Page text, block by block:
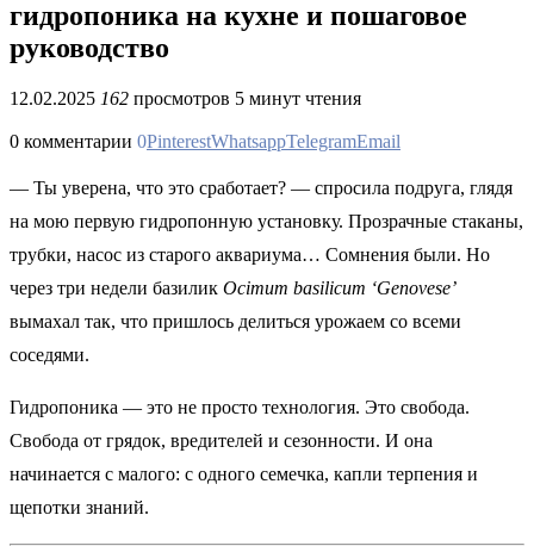
гидропоника на кухне и пошаговое
руководство
12.02.2025 162 просмотров 5 минут чтения
0 комментарии 0PinterestWhatsappTelegramEmail
— Ты уверена, что это сработает? — спросила подруга, глядя
на мою первую гидропонную установку. Прозрачные стаканы,
трубки, насос из старого аквариума… Сомнения были. Но
через три недели базилик Ocimum basilicum ‘Genovese’
вымахал так, что пришлось делиться урожаем со всеми
соседями.
Гидропоника — это не просто технология. Это свобода.
Свобода от грядок, вредителей и сезонности. И она
начинается с малого: с одного семечка, капли терпения и
щепотки знаний.